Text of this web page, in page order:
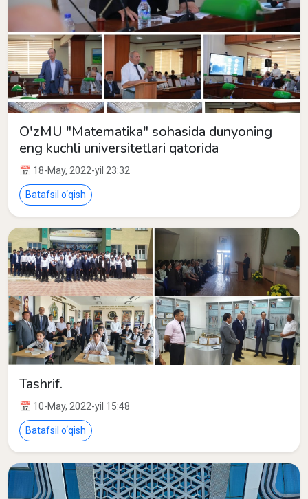
O'zMU "Matematika" sohasida dunyoning
eng kuchli universitetlari qatorida
📅 18-May, 2022-yil 23:32
Batafsil o‘qish
Tashrif.
📅 10-May, 2022-yil 15:48
Batafsil o‘qish